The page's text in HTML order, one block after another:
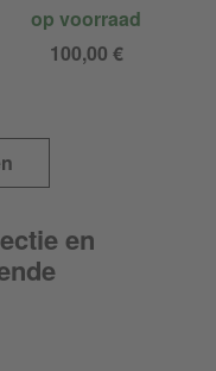
op voorraad
100,00 €
en